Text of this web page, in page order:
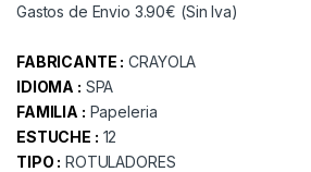
Gastos de Envio 3.90€ (Sin Iva)
FABRICANTE : CRAYOLA
IDIOMA : SPA
FAMILIA : Papeleria
ESTUCHE : 12
TIPO : ROTULADORES